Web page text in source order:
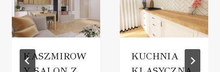
KASZMIROW
KUCHNIA